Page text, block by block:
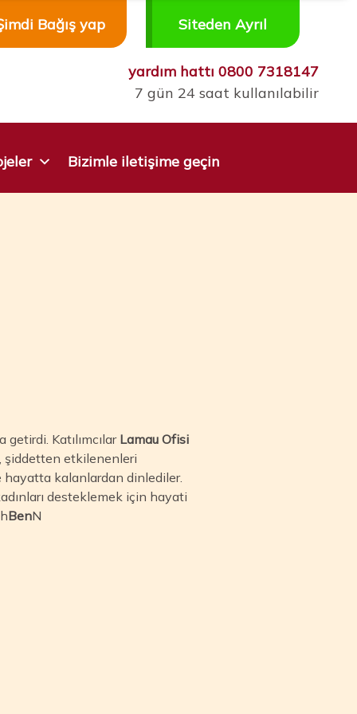
Bağış yap Siteden Ayrıl
yardım hattı 0800 7318147
7 gün 24 saat kullanılabilir
Bizimle iletişime geçin
Katılımcılar Lamau Ofisi
şiddetten etkilenenleri
hayatta kalanlardan dinlediler.
desteklemek için hayati
BenN